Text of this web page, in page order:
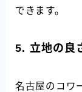
できます。
5. 立地の良
名古屋のコワ